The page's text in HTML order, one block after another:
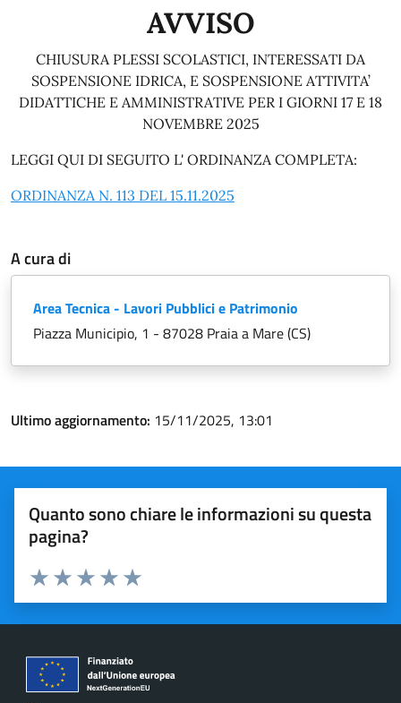
AVVISO
CHIUSURA PLESSI SCOLASTICI, INTERESSATI DA
SOSPENSIONE IDRICA, E SOSPENSIONE ATTIVITA’
DIDATTICHE E AMMINISTRATIVE PER I GIORNI 17 E 18
NOVEMBRE 2025
LEGGI QUI DI SEGUITO L' ORDINANZA COMPLETA:
ORDINANZA N. 113 DEL 15.11.2025
A cura di
Area Tecnica - Lavori Pubblici e Patrimonio
Piazza Municipio, 1 - 87028 Praia a Mare (CS)
Ultimo aggiornamento: 15/11/2025, 13:01
Quanto sono chiare le informazioni su questa
pagina?
Valuta 5 stelle su 5
Valuta 4 stelle su 5
Valuta 3 stelle su 5
Valuta 2 stelle su 5
Valuta 1 stelle su 5